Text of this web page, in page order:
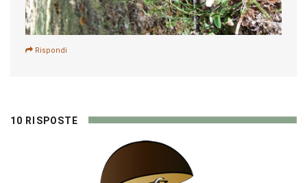
Rispondi
10 RISPOSTE